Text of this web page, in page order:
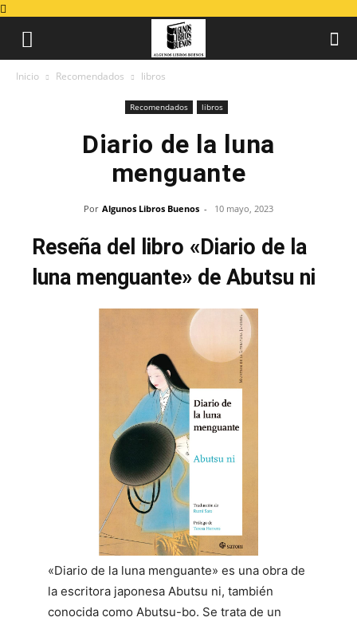
Inicio Recomendados libros
Recomendados libros
Diario de la luna
menguante
Por Algunos Libros Buenos - 10 mayo, 2023
Reseña del libro «Diario de la
luna menguante» de Abutsu ni
«Diario de la luna menguante» es una obra de
la escritora japonesa Abutsu ni, también
conocida como Abutsu-bo. Se trata de un